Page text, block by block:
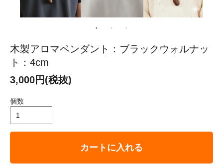
木製アロマペンダント：ブラックウォルナッ
ト：4cm
3,000円(税抜)
個数
カートに入れる